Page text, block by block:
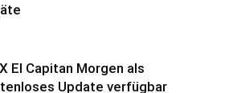
El Capitan Morgen als
Update verfügbar